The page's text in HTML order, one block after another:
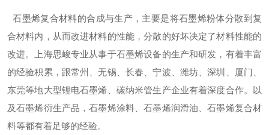
石墨烯复合材料的合成与生产，主要是将石墨烯粉体分散到复
合材料内，从而改进材料的性能，分散的好坏决定了材料性能的
改进。上海思峻专业从事于石墨烯设备的生产和研发，有着丰富
的经验积累，跟常州、无锡、长春、宁波、潍坊、深圳、厦门、
东莞等地大型锂电石墨烯、碳纳米管生产企业有着深度合作。以
及石墨烯衍生产品，石墨烯涂料、石墨烯润滑油、石墨烯复合材
料等都有着足够的经验。